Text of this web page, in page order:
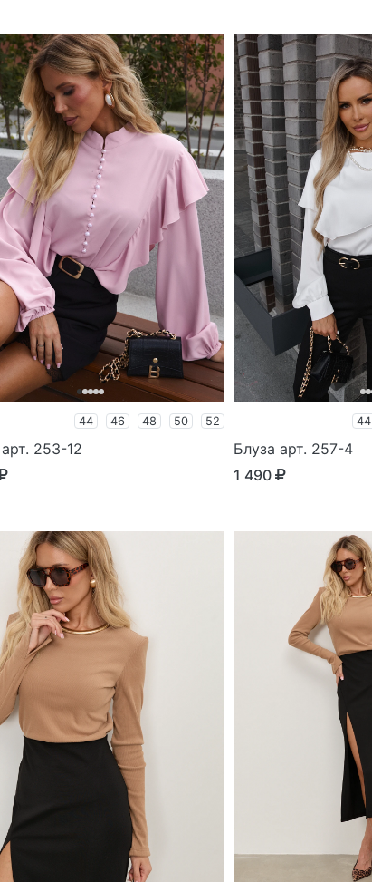
44 46 48 50 52
253-12
44
Блуза арт. 257-4
1 490